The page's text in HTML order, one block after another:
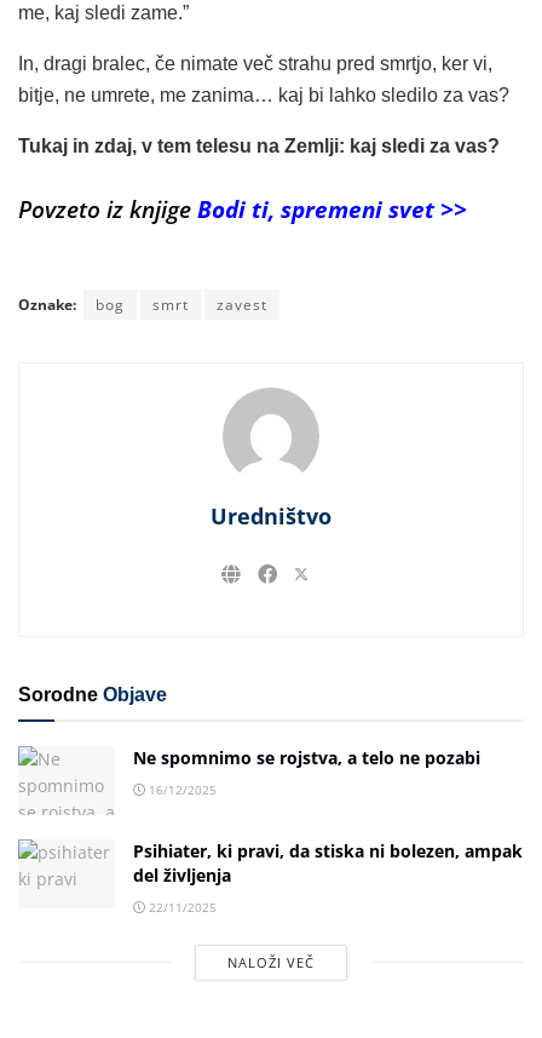
me, kaj sledi zame.”
In, dragi bralec, če nimate več strahu pred smrtjo, ker vi,
bitje, ne umrete, me zanima… kaj bi lahko sledilo za vas?
Tukaj in zdaj, v tem telesu na Zemlji: kaj sledi za vas?
Povzeto iz knjigeBodi ti, spremeni svet >>
Oznake: bog smrt zavest
Uredništvo
Sorodne Objave
Ne spomnimo se rojstva, a telo ne pozabi
16/12/2025
Psihiater, ki pravi, da stiska ni bolezen, ampak
del življenja
22/11/2025
NALOŽI VEČ